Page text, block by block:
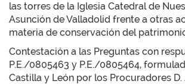
las torres de la Iglesia Catedral de
Asunción de Valladolid frente a otras
materia de conservación del
Contestación a las Preguntas con
P.E./0805463 y P.E./0805464,
Castilla y León por los Procuradores D.